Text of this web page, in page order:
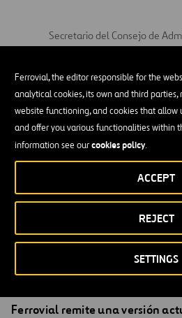
Ferrovial, the editor responsible for the
analytical cookies, its own and third parties,
website functioning, and cookies that allow
and offer you various functionalities within
information see ourcookies policy.
SETTINGS
REJECT
ACCEPT
Secretario del Consejo de
Hechos Relevantes
Operaciones efectuadas por
programa de recompra de
04/08/2026
Ferrovial remite una versión